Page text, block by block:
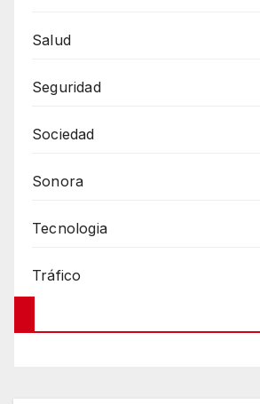
Salud
Seguridad
Sociedad
Sonora
Tecnologia
Tráfico